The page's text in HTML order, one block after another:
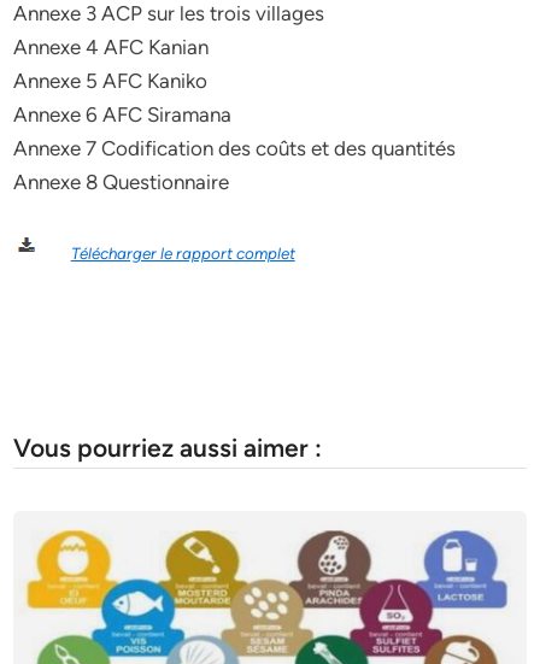
Annexe 3 ACP sur les trois villages
Annexe 4 AFC Kanian
Annexe 5 AFC Kaniko
Annexe 6 AFC Siramana
Annexe 7 Codification des coûts et des quantités
Annexe 8 Questionnaire
Télécharger le rapport complet
Vous pourriez aussi aimer :